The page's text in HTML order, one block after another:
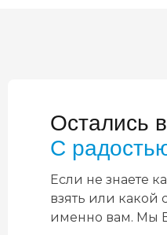
Остались
С
Если не знаете
взять или какой
именно вам. Мы